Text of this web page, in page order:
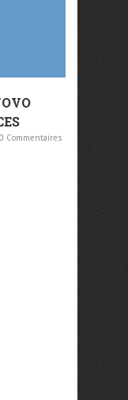
0 Commentaires